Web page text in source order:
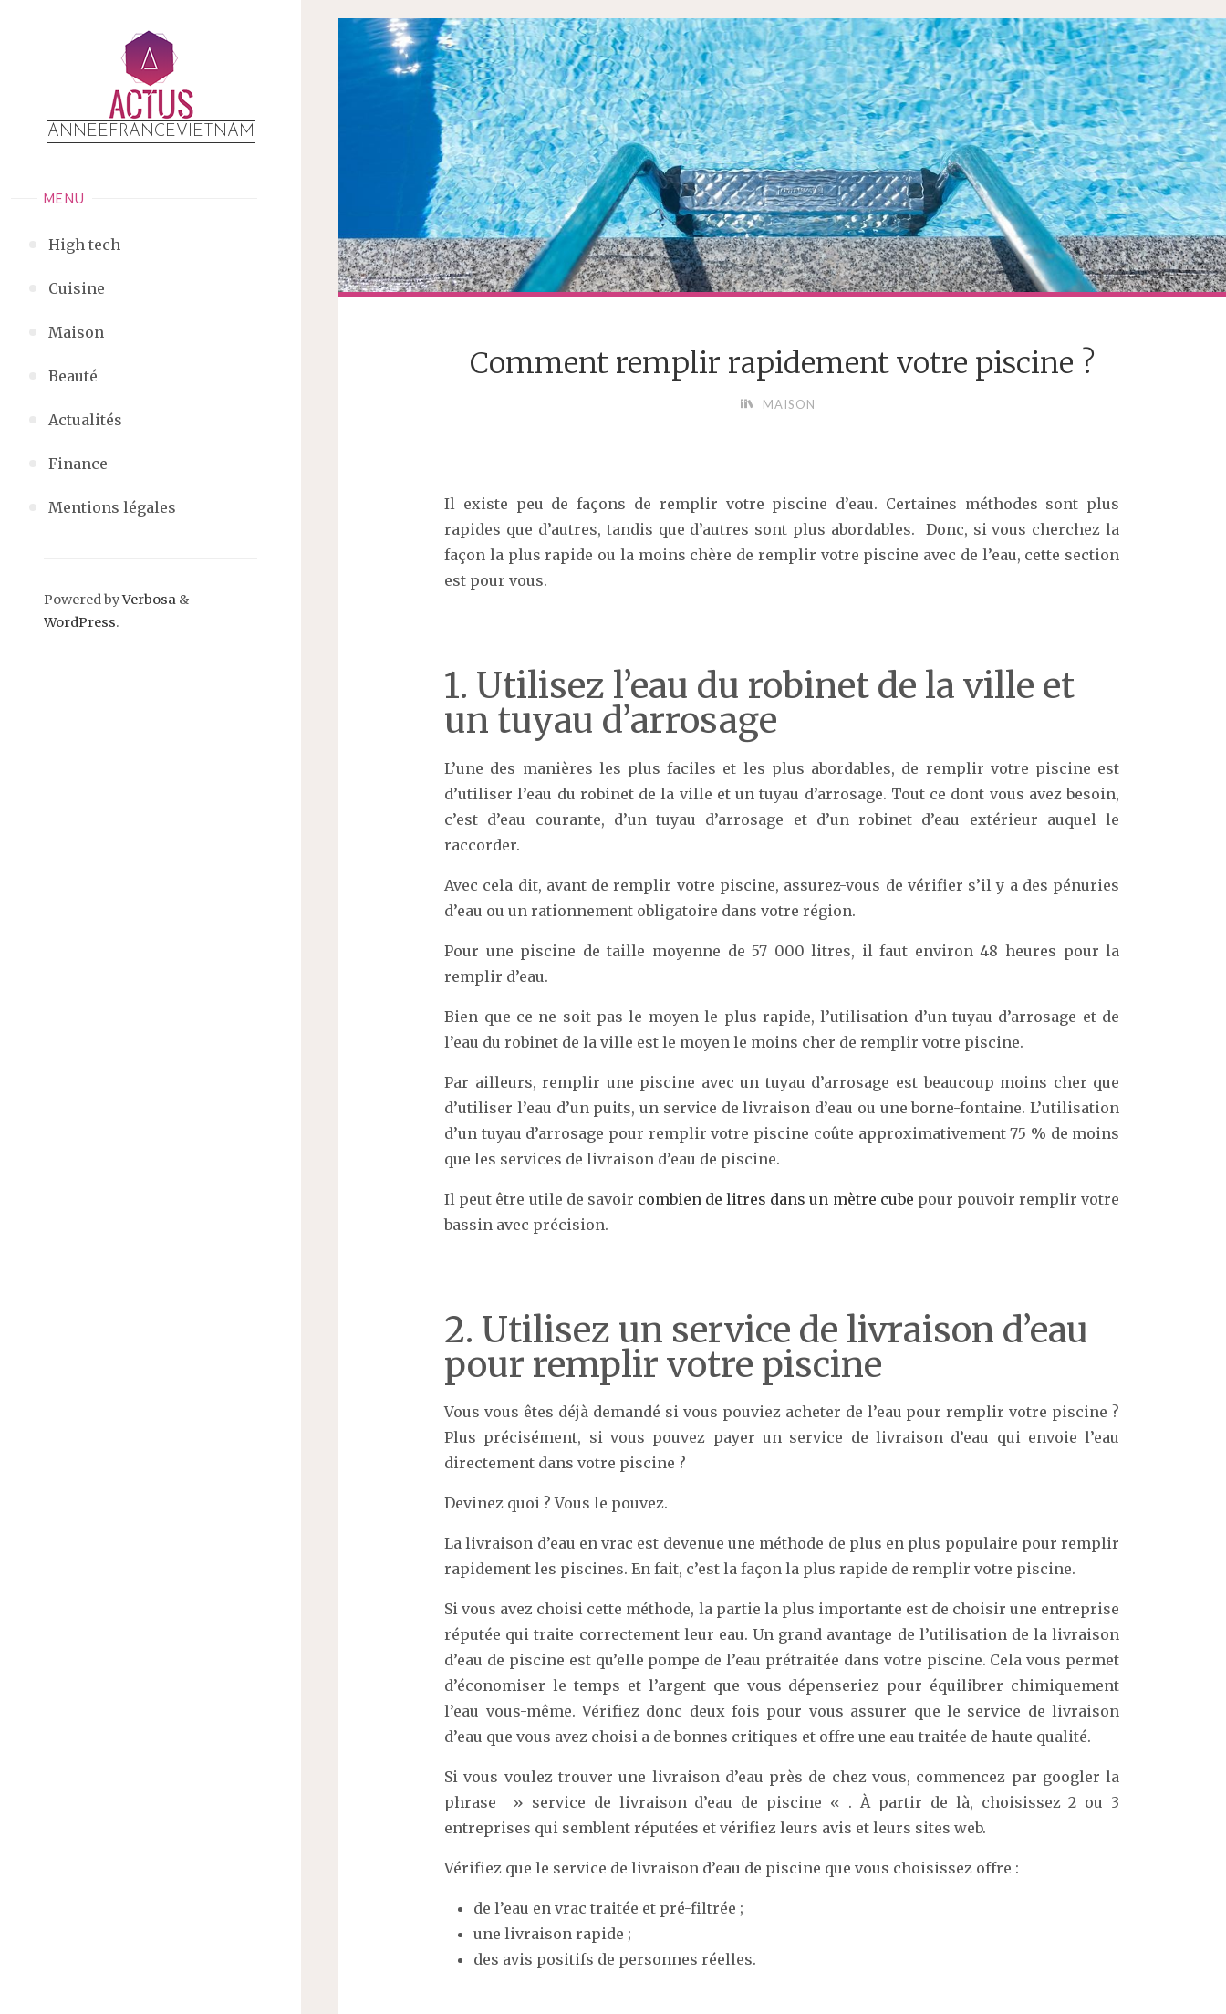
ANNEEFRANCEVIETNAM
MENU
High tech
Cuisine
Maison
Beauté
Actualités
Finance
Mentions légales
Powered byVerbosa &
WordPress.
Comment remplir rapidement votre piscine ?
MAISON
Il existe peu de façons de remplir votre piscine d’eau. Certaines méthodes sont plus
rapides que d’autres, tandis que d’autres sont plus abordables. Donc, si vous cherchez la
façon la plus rapide ou la moins chère de remplir votre piscine avec de l’eau, cette section
est pour vous.
1. Utilisez l’eau du robinet de la ville et
un tuyau d’arrosage
L’une des manières les plus faciles et les plus abordables, de remplir votre piscine est
d’utiliser l’eau du robinet de la ville et un tuyau d’arrosage. Tout ce dont vous avez besoin,
c’est d’eau courante, d’un tuyau d’arrosage et d’un robinet d’eau extérieur auquel le
raccorder.
Avec cela dit, avant de remplir votre piscine, assurez-vous de vérifier s’il y a des pénuries
d’eau ou un rationnement obligatoire dans votre région.
Pour une piscine de taille moyenne de 57 000 litres, il faut environ 48 heures pour la
remplir d’eau.
Bien que ce ne soit pas le moyen le plus rapide, l’utilisation d’un tuyau d’arrosage et de
l’eau du robinet de la ville est le moyen le moins cher de remplir votre piscine.
Par ailleurs, remplir une piscine avec un tuyau d’arrosage est beaucoup moins cher que
d’utiliser l’eau d’un puits, un service de livraison d’eau ou une borne-fontaine. L’utilisation
d’un tuyau d’arrosage pour remplir votre piscine coûte approximativement 75 % de moins
que les services de livraison d’eau de piscine.
Il peut être utile de savoir combien de litres dans un mètre cube pour pouvoir remplir votre
bassin avec précision.
2. Utilisez un service de livraison d’eau
pour remplir votre piscine
Vous vous êtes déjà demandé si vous pouviez acheter de l’eau pour remplir votre piscine ?
Plus précisément, si vous pouvez payer un service de livraison d’eau qui envoie l’eau
directement dans votre piscine ?
Devinez quoi ? Vous le pouvez.
La livraison d’eau en vrac est devenue une méthode de plus en plus populaire pour remplir
rapidement les piscines. En fait, c’est la façon la plus rapide de remplir votre piscine.
Si vous avez choisi cette méthode, la partie la plus importante est de choisir une entreprise
réputée qui traite correctement leur eau. Un grand avantage de l’utilisation de la livraison
d’eau de piscine est qu’elle pompe de l’eau prétraitée dans votre piscine. Cela vous permet
d’économiser le temps et l’argent que vous dépenseriez pour équilibrer chimiquement
l’eau vous-même. Vérifiez donc deux fois pour vous assurer que le service de livraison
d’eau que vous avez choisi a de bonnes critiques et offre une eau traitée de haute qualité.
Si vous voulez trouver une livraison d’eau près de chez vous, commencez par googler la
phrase » service de livraison d’eau de piscine « . À partir de là, choisissez 2 ou 3
entreprises qui semblent réputées et vérifiez leurs avis et leurs sites web.
Vérifiez que le service de livraison d’eau de piscine que vous choisissez offre :
de l’eau en vrac traitée et pré-filtrée ;
une livraison rapide ;
des avis positifs de personnes réelles.